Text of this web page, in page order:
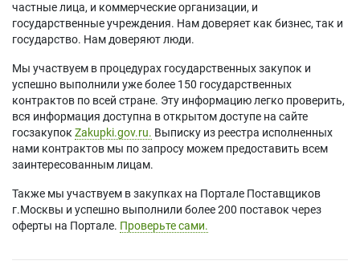
частные лица, и коммерческие организации, и
государственные учреждения. Нам доверяет как бизнес, так и
государство. Нам доверяют люди.
Мы участвуем в процедурах государственных закупок и
успешно выполнили уже более 150 государственных
контрактов по всей стране. Эту информацию легко проверить,
вся информация доступна в открытом доступе на сайте
госзакупок Zakupki.gov.ru. Выписку из реестра исполненных
нами контрактов мы по запросу можем предоставить всем
заинтересованным лицам.
Также мы участвуем в закупках на Портале Поставщиков
г.Москвы и успешно выполнили более 200 поставок через
оферты на Портале. Проверьте сами.